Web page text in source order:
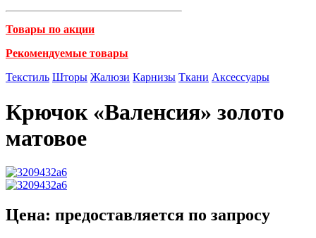
Товары по акции
Рекомендуемые товары
Текстиль Шторы Жалюзи Карнизы Ткани Аксессуары
Крючок «Валенсия» золото
матовое
Цена: предоставляется по запросу